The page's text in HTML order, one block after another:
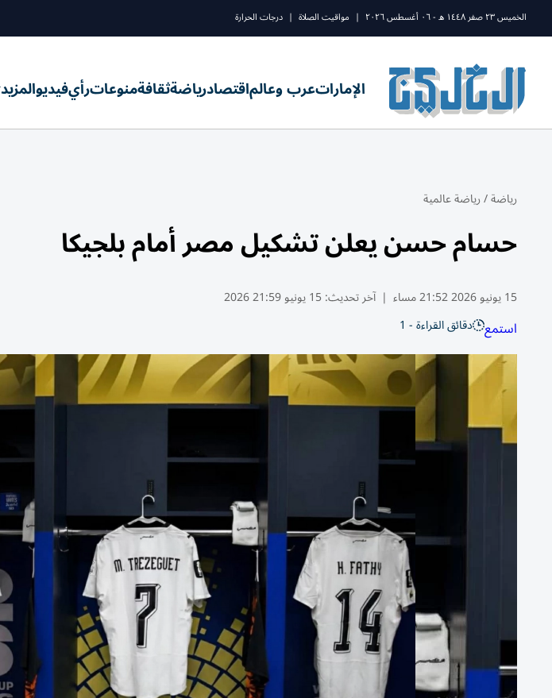
الخميس ٢٣ صفر ١٤٤٨ ه - ٠٦ أغسطس ٢٠٢٦ | مواقيت الصلاة | درجات الحرارة
الإماراتعرب وعالماقتصادرياضةثقافةمنوعاترأيفيديوالمزيد
رياضة/رياضة عالمية
حسام حسن يعلن تشكيل مصر أمام بلجيكا
15 يونيو 2026 21:52 مساء | آخر تحديث:15 يونيو 21:59 2026
استمع دقائق القراءة - 1